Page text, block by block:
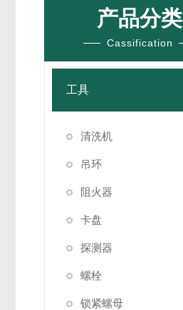
产品分类
Cassification
工具
清洗机
吊环
阻火器
卡盘
探测器
螺栓
锁紧螺母